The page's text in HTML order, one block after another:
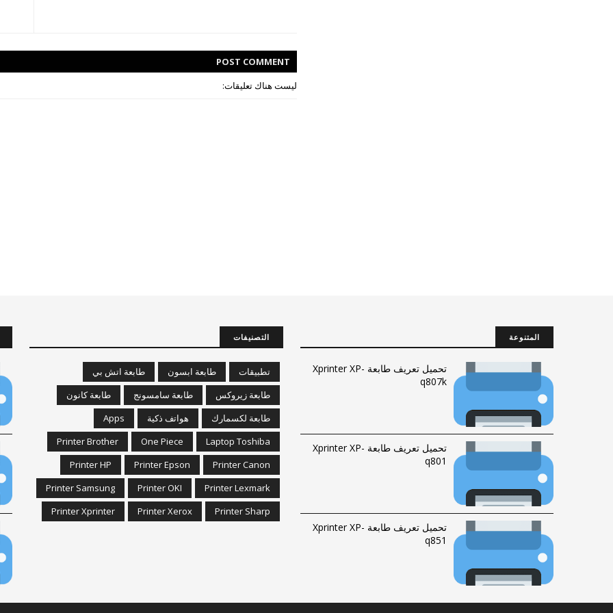
POST COMMENT
ليست هناك تعليقات:
المتنوعة
تحميل تعريف طابعة Xprinter XP-
q807k
تحميل تعريف طابعة Xprinter XP-
q801
تحميل تعريف طابعة Xprinter XP-
q851
التصنيفات
تطبيقات طابعة ابسون
طابعة اتش بي
طابعة زيروكس
طابعة سامسونج
طابعة كانون
طابعة لكسمارك
هواتف ذكية
Apps
Laptop Toshiba
One Piece
Printer Brother
Printer Canon
Printer Epson
Printer HP
Printer Lexmark
Printer OKI
Printer Samsung
Printer Sharp
Printer Xerox
Printer Xprinter